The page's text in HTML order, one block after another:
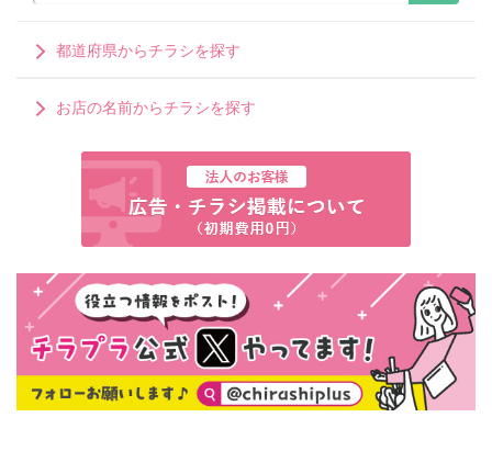
都道府県からチラシを探す
お店の名前からチラシを探す